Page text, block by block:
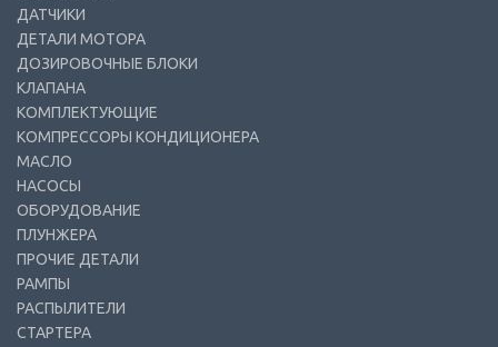
ДАТЧИКИ
ДЕТАЛИ МОТОРА
ДОЗИРОВОЧНЫЕ БЛОКИ
КЛАПАНА
КОМПЛЕКТУЮЩИЕ
КОМПРЕССОРЫ КОНДИЦИОНЕРА
МАСЛО
НАСОСЫ
ОБОРУДОВАНИЕ
ПЛУНЖЕРА
ПРОЧИЕ ДЕТАЛИ
РАМПЫ
РАСПЫЛИТЕЛИ
СТАРТЕРА